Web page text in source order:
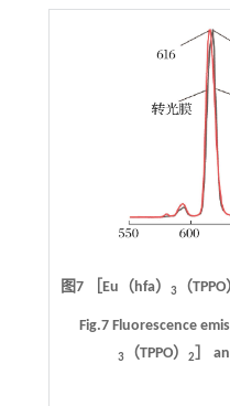
图7 ［Eu（hfa） 3（TPPO
Fig.7 Fluorescence
3 （TPPO）2］